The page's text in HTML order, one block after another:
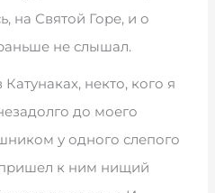
на Святой Горе, и о
не слышал.
некто, кого я
до моего
у одного слепого
к ним нищий